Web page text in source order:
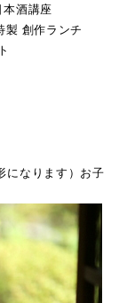
本酒講座
製 創作ランチ
になります）お子